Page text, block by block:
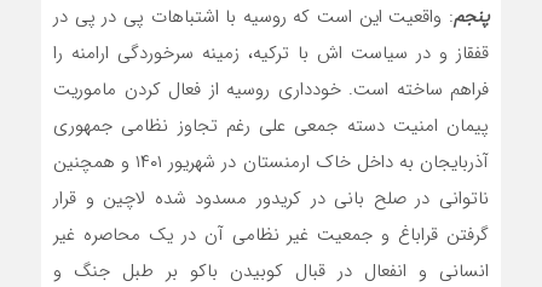
پنجم: واقعیت این است که روسیه با اشتباهات پی در پی در
قفقاز و در سیاست اش با ترکیه، زمینه سرخوردگی ارامنه را
فراهم ساخته است. خودداری روسیه از فعال کردن ماموریت
پیمان امنیت دسته جمعی علی رغم تجاوز نظامی جمهوری
آذربایجان به داخل خاک ارمنستان در شهریور ۱۴۰۱ و همچنین
ناتوانی در صلح بانی در کریدور مسدود شده لاچین و قرار
گرفتن قراباغ و جمعیت غیر نظامی آن در یک محاصره غیر
انسانی و انفعال در قبال کوبیدن باکو بر طبل جنگ و